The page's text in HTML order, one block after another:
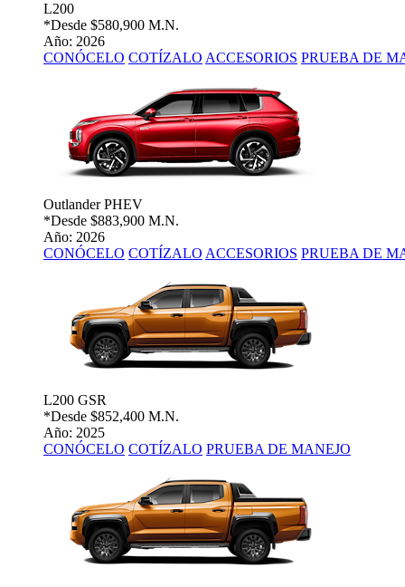
L200
*Desde $580,900 M.N.
Año: 2026
CONÓCELO COTÍZALO ACCESORIOS PRUEBA DE
Outlander PHEV
*Desde $883,900 M.N.
Año: 2026
CONÓCELO COTÍZALO ACCESORIOS PRUEBA DE
L200 GSR
*Desde $852,400 M.N.
Año: 2025
CONÓCELO COTÍZALO PRUEBA DE MANEJO